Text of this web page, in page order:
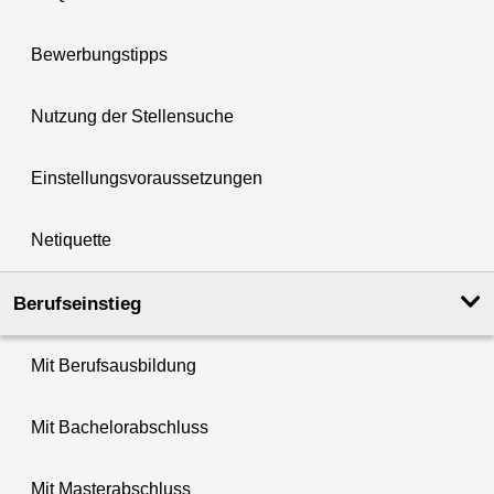
Bewerbungstipps
Nutzung der Stellensuche
Einstellungsvoraussetzungen
Netiquette
Berufseinstieg
Mit Berufsausbildung
Mit Bachelorabschluss
Mit Masterabschluss